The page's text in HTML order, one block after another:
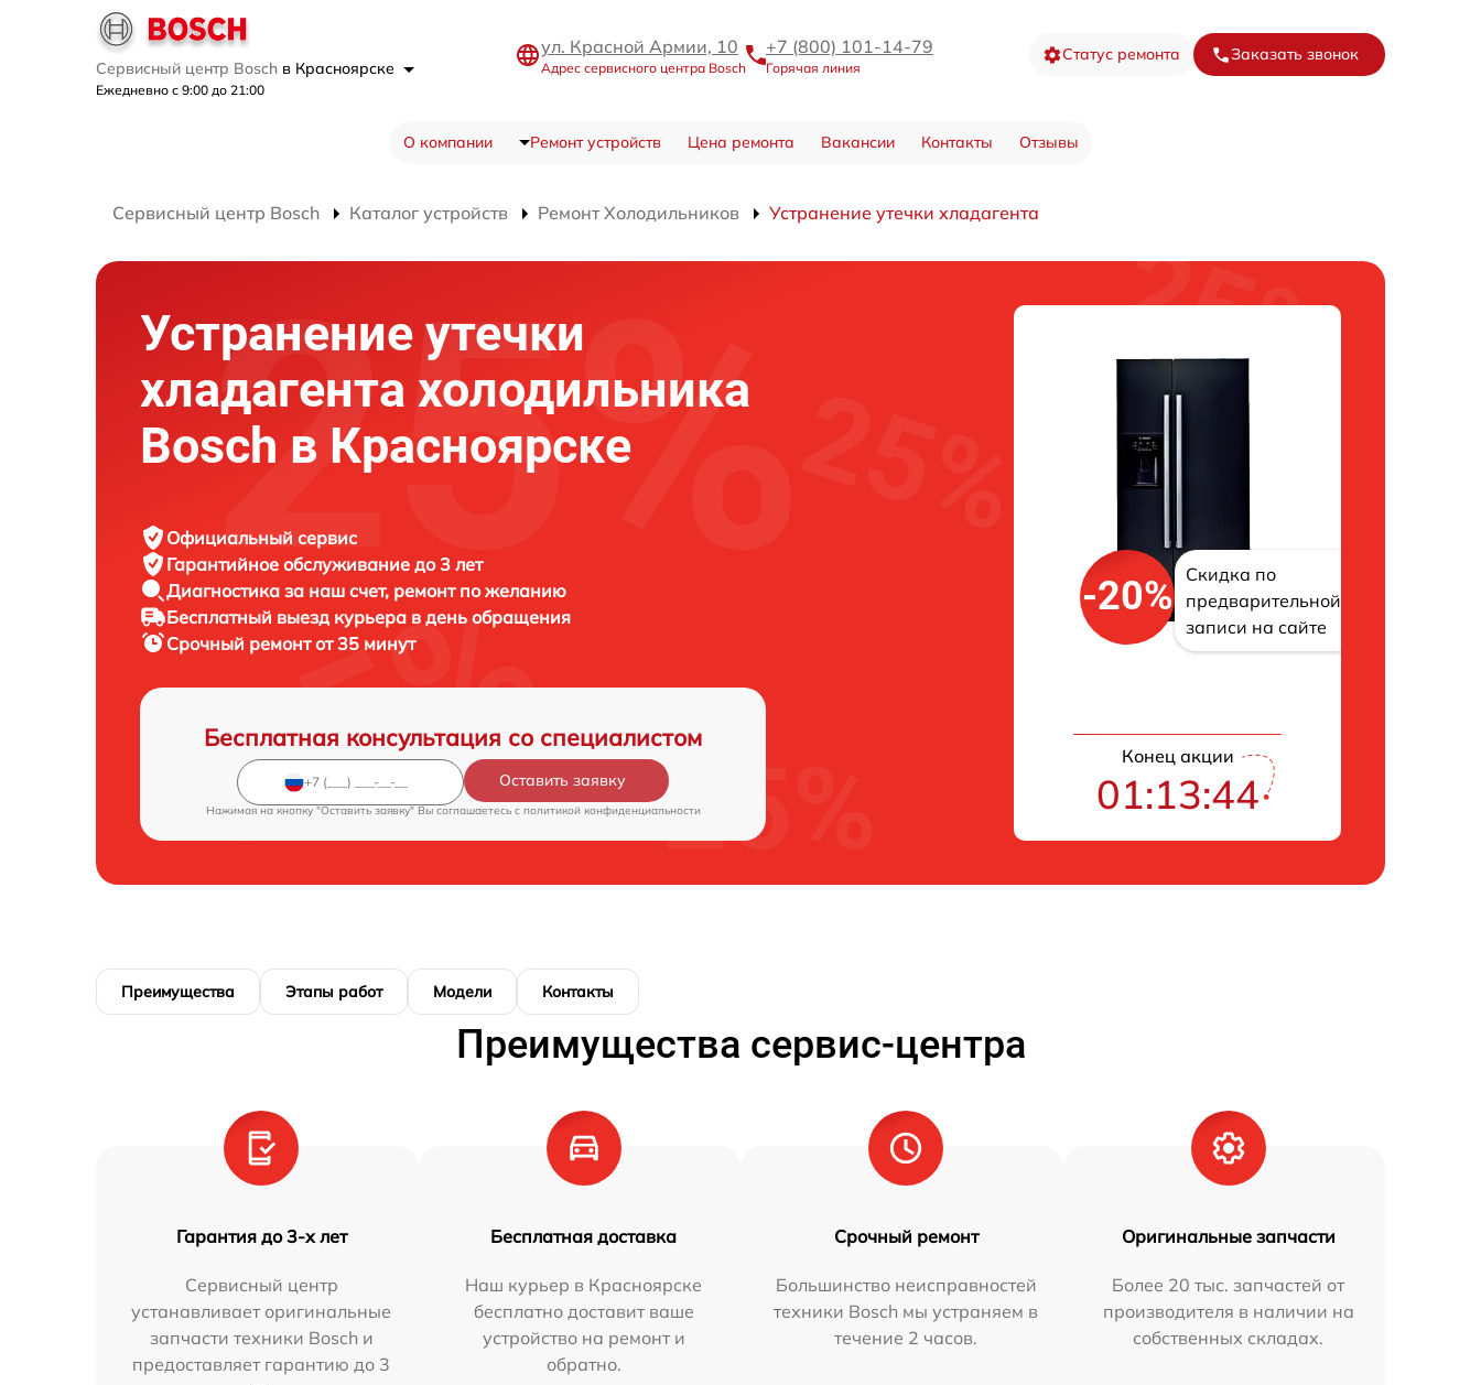
Сервисный центр Bosch в Красноярске
Ежедневно с 9:00 до 21:00
ул. Красной Армии, 10
Адрес сервисного центра Bosch
+7 (800) 101-14-79
Горячая линия
Статус ремонта Заказать звонок
О компании Ремонт устройств Цена ремонта Вакансии Контакты Отзывы
Сервисный центр Bosch Каталог устройств Ремонт Холодильников Устранение утечки хладагента
Устранение утечки
хладагента холодильника
Bosch в Красноярске
Официальный сервис
Гарантийное обслуживание до 3 лет
Диагностика за наш счет, ремонт по желанию
Бесплатный выезд курьера в день обращения
Срочный ремонтот 35 минут
Бесплатная консультация со специалистом
Оставить заявку
Нажимая на кнопку "Оставить заявку" Вы соглашаетесь c политикой конфиденциальности
-20%
Скидка по
предварительной
записи на сайте
Конец акции
01:13:43
Преимущества Этапы работ Модели Контакты
Преимущества сервис-центра
Гарантия до 3-х лет
Сервисный центр
устанавливает оригинальные
запчасти техники Bosch и
предоставляет гарантию до 3
Бесплатная доставка
Наш курьер в Красноярске
бесплатно доставит ваше
устройство на ремонт и
обратно.
Срочный ремонт
Большинство неисправностей
техники Bosch мы устраняем в
течение 2 часов.
Оригинальные запчасти
Более 20 тыс. запчастей от
производителя в наличии на
собственных складах.